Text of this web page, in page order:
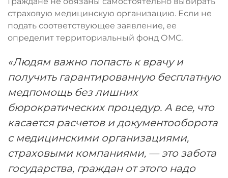
страховую медицинскую организацию. Если не
подать соответствующее заявление, ее
определит территориальный фонд ОМС.
«Людям важно попасть к врачу и
получить гарантированную бесплатную
медпомощь без лишних
бюрократических процедур. А все, что
касается расчетов и документооборота
с медицинскими организациями,
страховыми компаниями, — это забота
государства, граждан от этого надо